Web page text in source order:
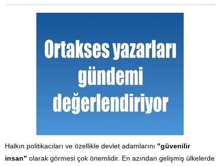
Halkın politikacıları ve özellikle devlet adamlarını "güvenilir
insan" olarak görmesi çok önemlidir. En azından gelişmiş ülkelerde